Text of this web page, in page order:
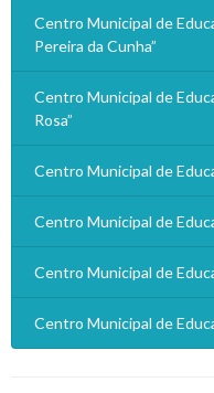
Centro Municipal de
Pereira da Cunha”
Centro Municipal de
Rosa”
Centro Municipal de
Centro Municipal de
Centro Municipal de
Centro Municipal de